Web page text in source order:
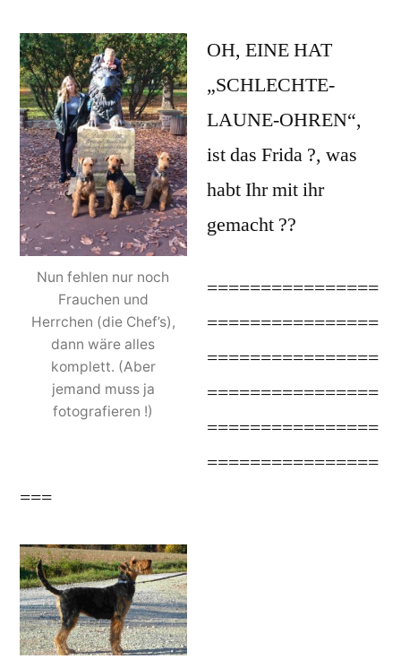
Nun fehlen nur noch
Frauchen und
Herrchen (die Chef’s),
dann wäre alles
komplett. (Aber
jemand muss ja
fotografieren !)
OH, EINE HAT
„SCHLECHTE-
LAUNE-OHREN“,
ist das Frida ?, was
habt Ihr mit ihr
gemacht ??
================
================
================
================
================
================
===